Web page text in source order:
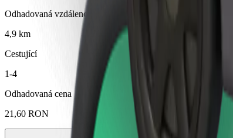
Odhadovaná vzdálenost
4,9 km
Cestující
1-4
Odhadovaná cena
21,60 RON